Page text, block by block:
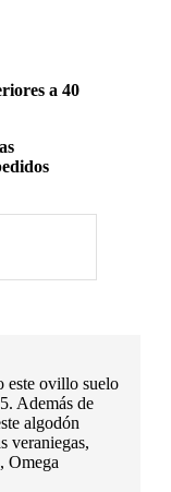
a 40
este ovillo suelo
Además de
algodón
veraniegas,
Omega